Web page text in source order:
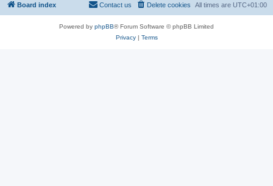
Board index All times are UTC+01:00
Delete cookies
Contact us
Powered by phpBB® Forum Software © phpBB Limited
Privacy| Terms